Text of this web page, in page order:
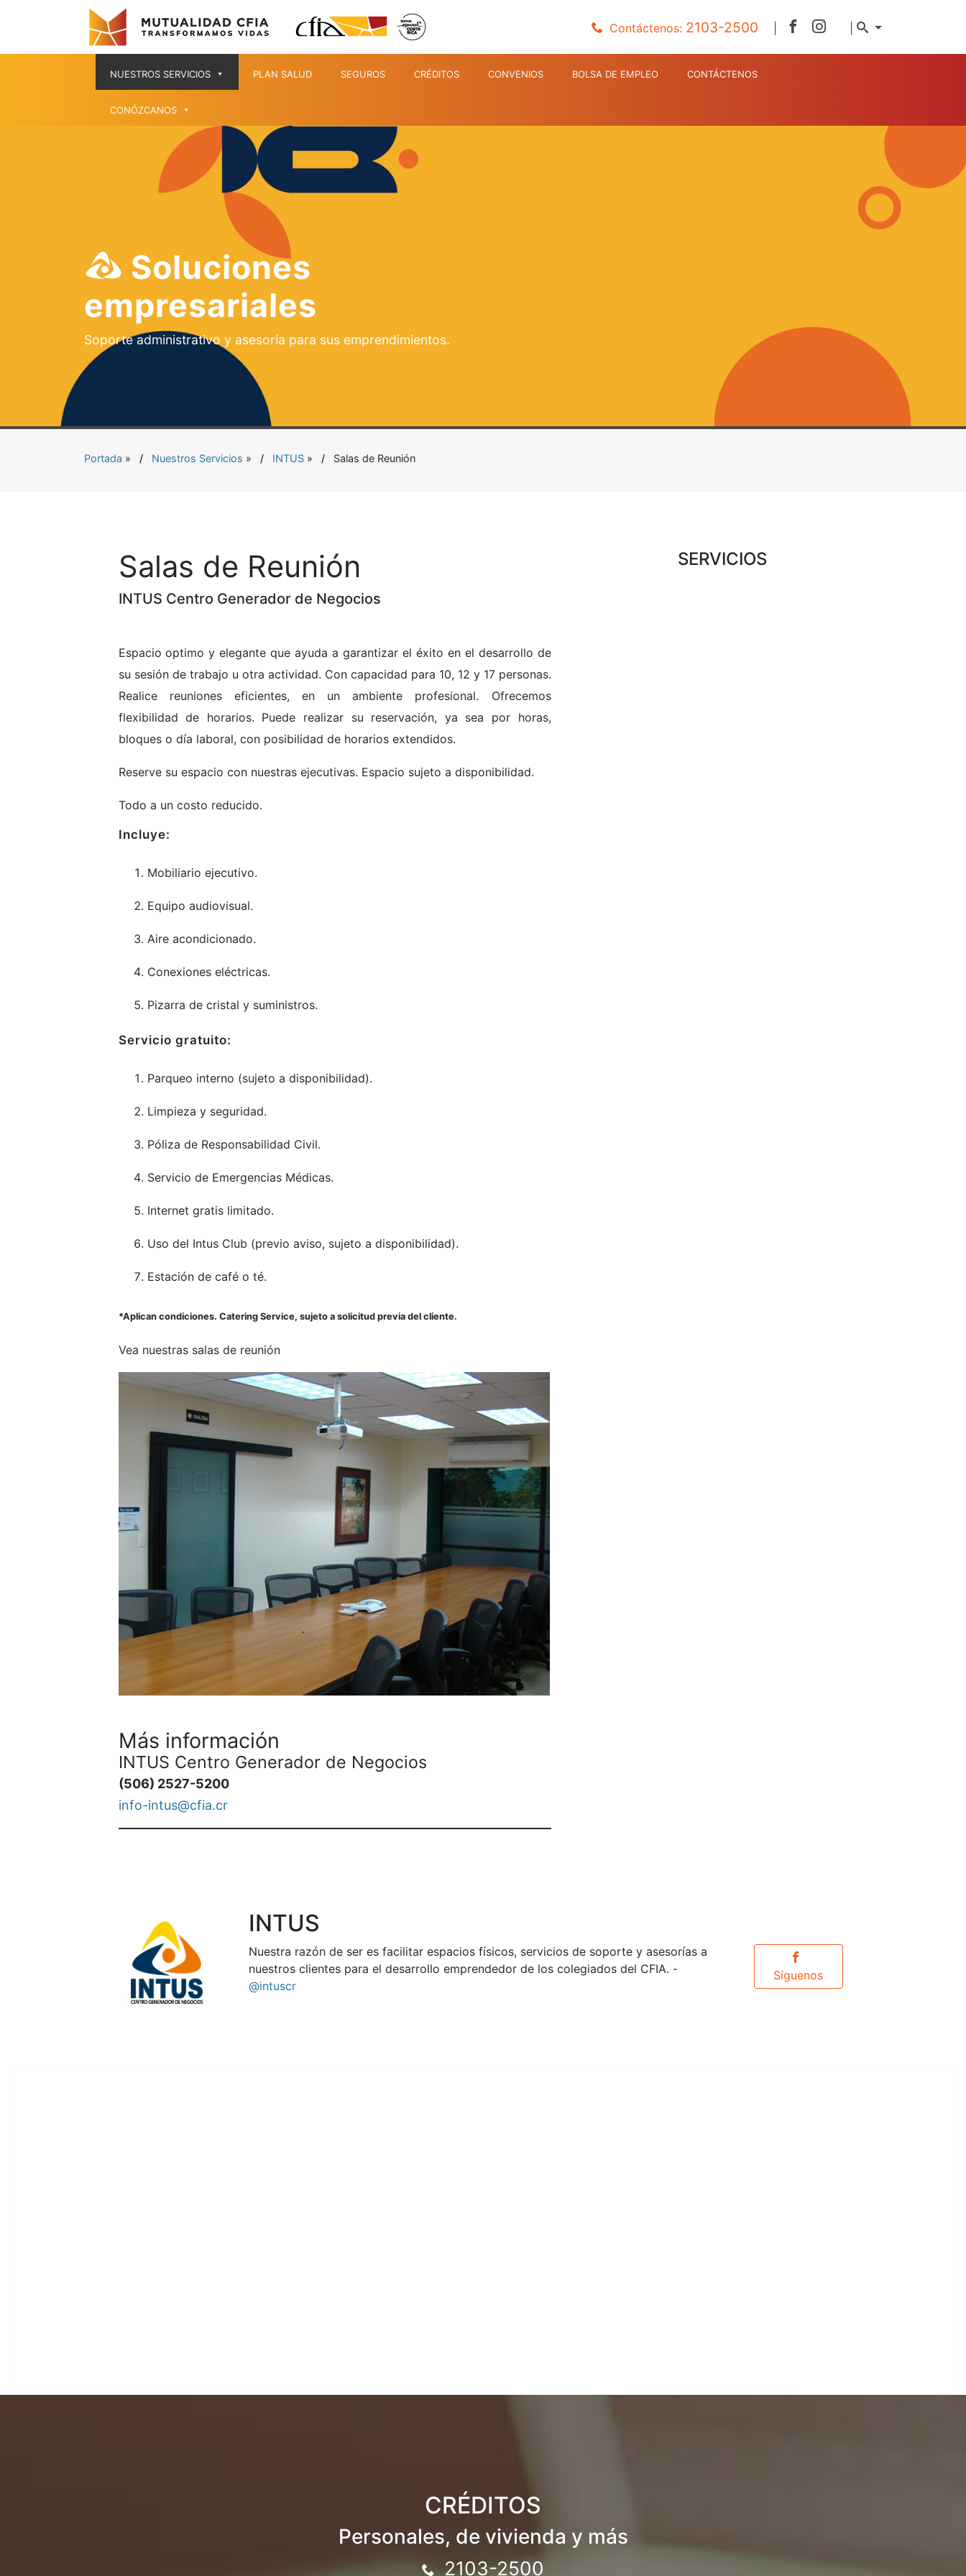
Contáctenos: 2103-2500 |
NUESTROS SERVICIOS PLAN SALUD SEGUROS CRÉDITOS CONVENIOS BOLSA DE EMPLEO CONTÁCTENOS
CONÓZCANOS
Soluciones
empresariales
Soporte administrativo y asesoría para sus emprendimientos.
Portada » Nuestros Servicios » INTUS » Salas de Reunión
Salas de Reunión
INTUS Centro Generador de Negocios
Espacio optimo y elegante que ayuda a garantizar el éxito en el desarrollo de
su sesión de trabajo u otra actividad. Con capacidad para 10, 12 y 17 personas.
Realice reuniones eficientes, en un ambiente profesional. Ofrecemos
flexibilidad de horarios. Puede realizar su reservación, ya sea por horas,
bloques o día laboral, con posibilidad de horarios extendidos.
Reserve su espacio con nuestras ejecutivas. Espacio sujeto a disponibilidad.
Todo a un costo reducido.
Incluye:
Mobiliario ejecutivo.
Equipo audiovisual.
Aire acondicionado.
Conexiones eléctricas.
Pizarra de cristal y suministros.
Servicio gratuito:
Parqueo interno (sujeto a disponibilidad).
Limpieza y seguridad.
Póliza de Responsabilidad Civil.
Servicio de Emergencias Médicas.
Internet gratis limitado.
Uso del Intus Club (previo aviso, sujeto a disponibilidad).
Estación de café o té.
*Aplican condiciones. Catering Service, sujeto a solicitud previa del cliente.
Vea nuestras salas de reunión
Más información
INTUS Centro Generador de Negocios
(506) 2527-5200
info-intus@cfia.cr
SERVICIOS
INTUS
Nuestra razón de ser es facilitar espacios físicos, servicios de soporte y asesorías a
nuestros clientes para el desarrollo emprendedor de los colegiados del CFIA. -
@intuscr
Síguenos
CRÉDITOS
Personales, de vivienda y más
2103-2500